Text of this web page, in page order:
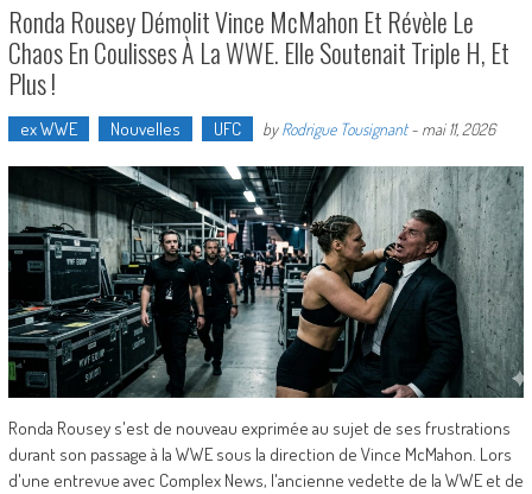
Ronda Rousey Démolit Vince McMahon Et Révèle Le
Chaos En Coulisses À La WWE. Elle Soutenait Triple H, Et
Plus !
ex WWE Nouvelles UFC byRodrigue Tousignant- mai 11, 2026
Ronda Rousey s'est de nouveau exprimée au sujet de ses frustrations
durant son passage à la WWE sous la direction de Vince McMahon. Lors
d'une entrevue avec Complex News, l'ancienne vedette de la WWE et de